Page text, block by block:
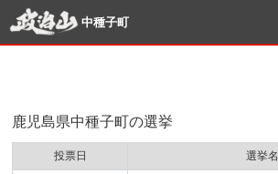
中種子町
鹿児島県中種子町の選挙
投票日 選挙名